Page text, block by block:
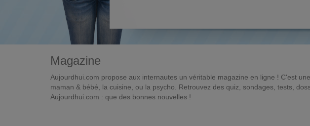
Magazine
Aujourdhui.com propose aux internautes un véritable magazine en ligne ! C'est
maman & bébé, la cuisine, ou la psycho. Retrouvez des quiz, sondages, tests,
Aujourdhui.com : que des bonnes nouvelles !